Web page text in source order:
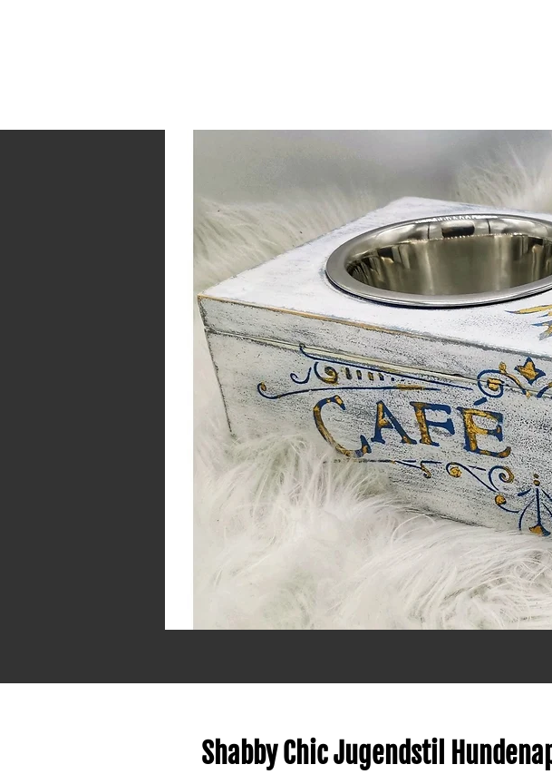
Shabby Chic Jugendstil